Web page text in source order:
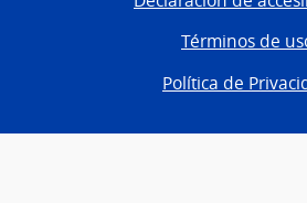
Términos de
Política de